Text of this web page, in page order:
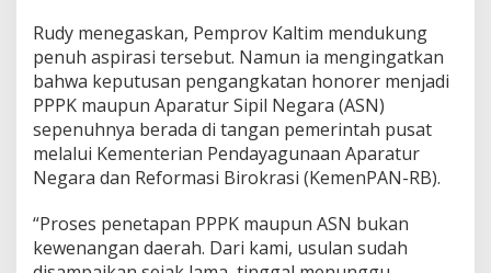
Rudy menegaskan, Pemprov Kaltim mendukung
penuh aspirasi tersebut. Namun ia mengingatkan
bahwa keputusan pengangkatan honorer menjadi
PPPK maupun Aparatur Sipil Negara (ASN)
sepenuhnya berada di tangan pemerintah pusat
melalui Kementerian Pendayagunaan Aparatur
Negara dan Reformasi Birokrasi (KemenPAN-RB).
“Proses penetapan PPPK maupun ASN bukan
kewenangan daerah. Dari kami, usulan sudah